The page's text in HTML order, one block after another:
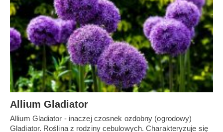
Allium Gladiator
Allium Gladiator - inaczej czosnek ozdobny (ogrodowy)
Gladiator. Roślina z rodziny cebulowych. Charakteryzuje się